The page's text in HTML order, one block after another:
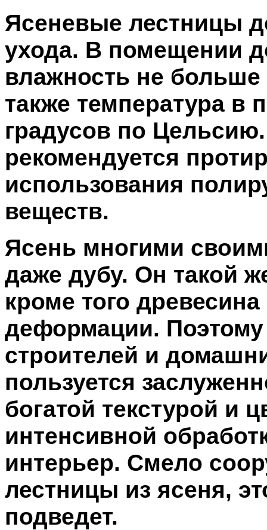
Ясеневые лестницы
ухода. В помещении
влажность не больше
также температура в
градусов по
рекомендуется
использования
веществ.
Ясень многими
даже дубу. Он такой
кроме того
деформации.
строителей и
пользуется
богатой текстурой и
интенсивной
интерьер. Смело
лестницы из ясеня,
подведет.